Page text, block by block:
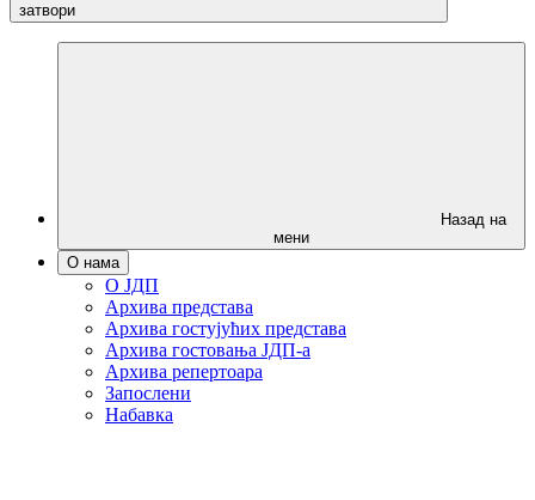
затвори
Назад на
мени
О нама
О ЈДП
Архива представа
Архива гостујућих представа
Архива гостовања ЈДП-а
Архива репертоара
Запослени
Набавка